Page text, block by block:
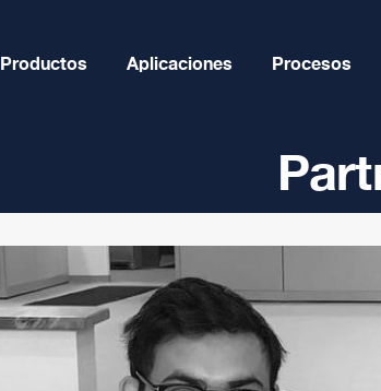
Productos Aplicaciones Procesos